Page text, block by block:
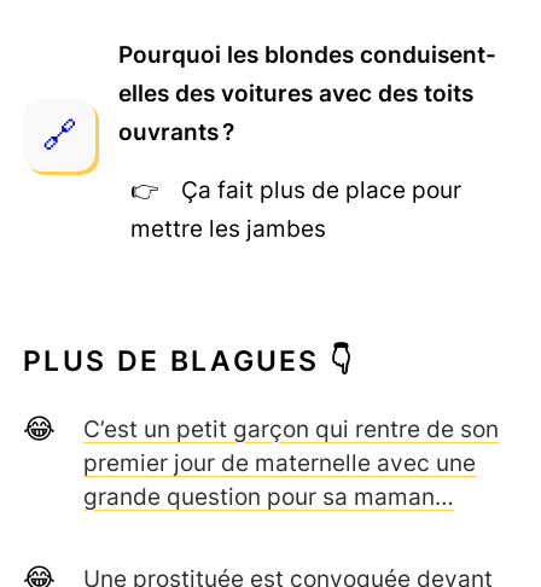
Pourquoi les blondes conduisent-
elles des voitures avec des toits
ouvrants ?
Ça fait plus de place pour
mettre les jambes
PLUS DE BLAGUES 👇
C’est un petit garçon qui rentre de son
premier jour de maternelle avec une
grande question pour sa maman…
Une prostituée est convoquée devant